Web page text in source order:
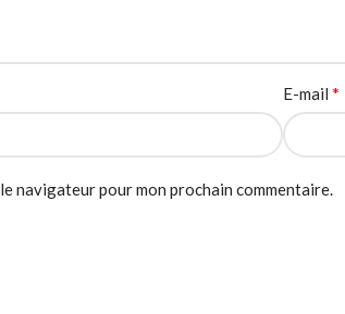
E-mail *
navigateur pour mon prochain commentaire.